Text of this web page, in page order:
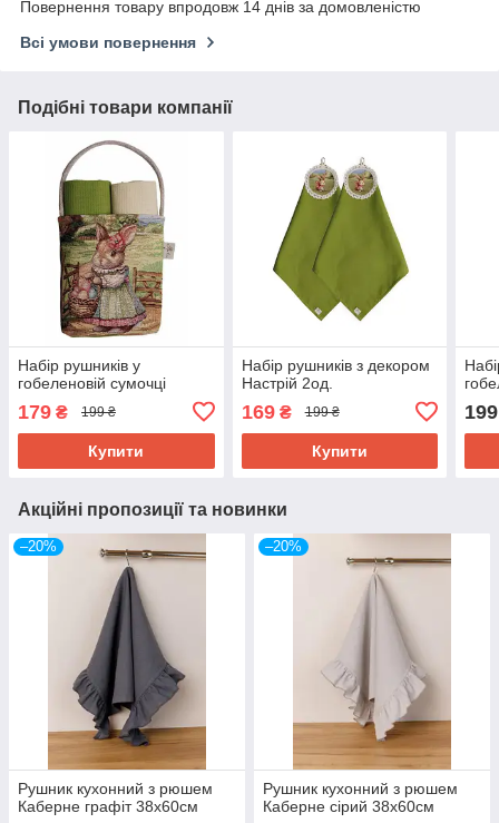
Повернення товару впродовж 14 днів за домовленістю
Всі умови повернення
Подібні товари компанії
Набір рушників у
гобеленовій сумочці
179 ₴ 199 ₴
Купити
Набір рушників з декором
Настрій 2од.
169₴ 199 ₴
Купити
199
Акційні пропозиції та новинки
–20%
Рушник кухонний з рюшем
Каберне графіт 38х60см
–20%
Рушник кухонний з рюшем
Каберне сірий 38х60см